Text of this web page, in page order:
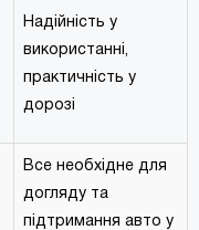
Надійність у
використанні,
практичність у
дорозі
Все необхідне для
догляду та
підтримання авто у